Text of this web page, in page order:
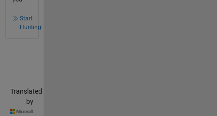
Start
Hunting!
Translated
by